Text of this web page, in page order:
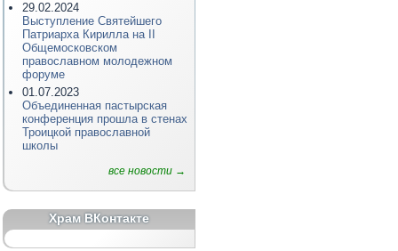
29.02.2024
Выступление Святейшего
Патриарха Кирилла на II
Общемосковском
православном молодежном
форуме
01.07.2023
Объединенная пастырская
конференция прошла в стенах
Троицкой православной
школы
все новости →
Храм ВКонтакте